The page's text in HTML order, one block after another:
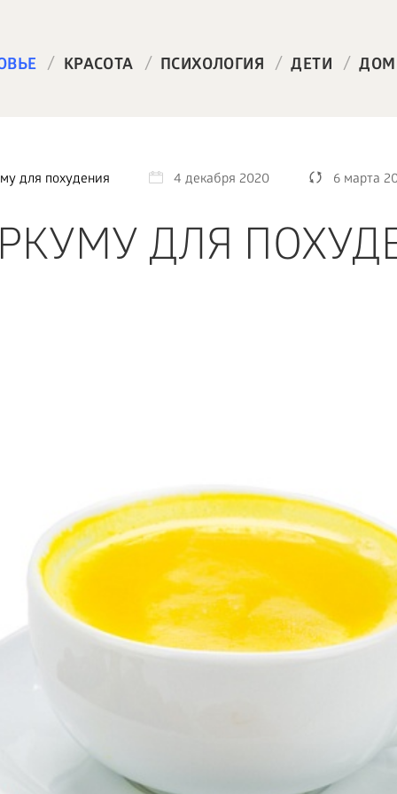
/ КРАСОТА / ПСИХОЛОГИЯ / ДЕТИ / ДОМ
для похудения 4 декабря 2020 6 марта
ДЛЯ